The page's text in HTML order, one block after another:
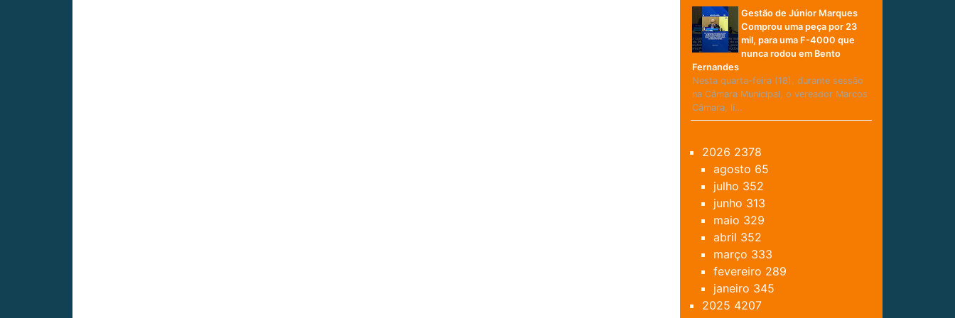
Gestão de Júnior Marques
Comprou uma peça por 23
mil, para uma F-4000 que
nunca rodou em Bento
Fernandes
Nesta quarta-feira (18), durante sessão
na Câmara Municipal, o vereador Marcos
Câmara, lí…
2026 2378
agosto 65
julho 352
junho 313
maio 329
abril 352
março 333
fevereiro 289
janeiro 345
2025 4207